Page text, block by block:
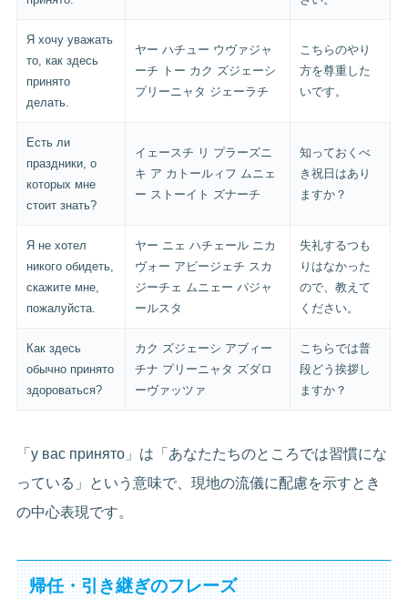
Я хочу уважать
то, как здесь
принято
делать.
ヤー ハチュー ウヴァジャ
ーチ トー カク ズジェーシ
プリーニャタ ジェーラチ
こちらのやり
方を尊重した
いです。
Есть ли
праздники, о
которых мне
стоит знать?
イェースチ リ プラーズニ
キ ア カトールィフ ムニェ
ー ストーイト ズナーチ
知っておくべ
き祝日はあり
ますか？
Я не хотел
никого обидеть,
скажите мне,
пожалуйста.
ヤー ニェ ハチェール ニカ
ヴォー アビージェチ スカ
ジーチェ ムニェー パジャ
ールスタ
失礼するつも
りはなかった
ので、教えて
ください。
Как здесь
обычно принято
здороваться?
カク ズジェーシ アブィー
チナ プリーニャタ ズダロ
ーヴァッツァ
こちらでは普
段どう挨拶し
ますか？
「у вас принято」は「あなたたちのところでは習慣にな
っている」という意味で、現地の流儀に配慮を示すとき
の中心表現です。
帰任・引き継ぎのフレーズ